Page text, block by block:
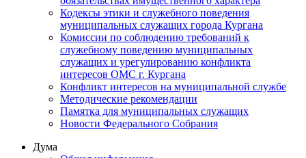
Кодексы этики и служебного поведения
муниципальных служащих города Кургана
Комиссии по соблюдению требований к
служебному поведению муниципальных
служащих и урегулированию конфликта
интересов ОМС г. Кургана
Конфликт интересов на муниципальной службе
Методические рекомендации
Памятка для муниципальных служащих
Новости Федерального Cобрания
Дума